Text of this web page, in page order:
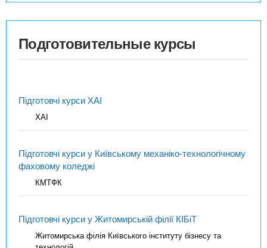
Подготовительные курсы
Підготовчі курси ХАІ
ХАІ
Підготовчі курси у Київському механіко-технологічному
фаховому коледжі
КМТФК
Підготовчі курси у Житомирській філії КІБіТ
Житомирська філія Київського інституту бізнесу та